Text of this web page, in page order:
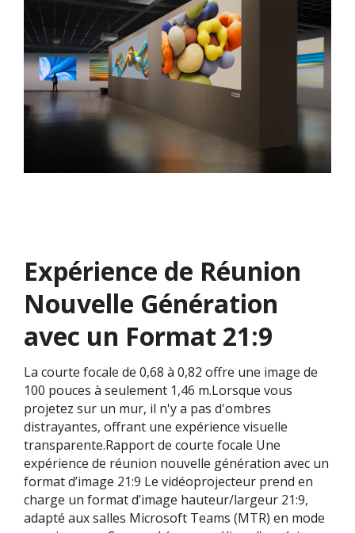
Expérience de Réunion
Nouvelle Génération
avec un Format 21:9
La courte focale de 0,68 à 0,82 offre une image de
100 pouces à seulement 1,46 m.Lorsque vous
projetez sur un mur, il n'y a pas d'ombres
distrayantes, offrant une expérience visuelle
transparente.Rapport de courte focale Une
expérience de réunion nouvelle génération avec un
format d’image 21:9 Le vidéoprojecteur prend en
charge un format d’image hauteur/largeur 21:9,
adapté aux salles Microsoft Teams (MTR) en mode